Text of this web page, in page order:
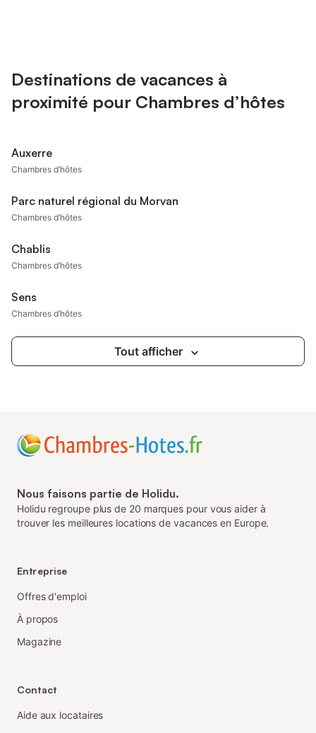
Destinations de vacances à
proximité pour Chambres d’hôtes
Auxerre
Chambres d’hôtes
Parc naturel régional du Morvan
Chambres d’hôtes
Chablis
Chambres d’hôtes
Sens
Chambres d’hôtes
Tout afficher
Nous faisons partie de Holidu.
Holidu regroupe plus de 20 marques pour vous aider à
trouver les meilleures locations de vacances en Europe.
Entreprise
Offres d'emploi
À propos
Magazine
Contact
Aide aux locataires